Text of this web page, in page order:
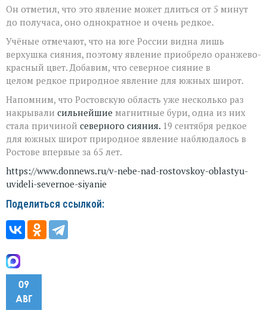
Он отметил, что это явление может длиться от 5 минут
до получаса, оно однократное и очень редкое.
Учёные отмечают, что на юге России видна лишь
верхушка сияния, поэтому явление приобрело оранжево-
красный цвет. Добавим, что северное сияние в
целом редкое природное явление для южных широт.
Напомним, что Ростовскую область уже несколько раз
накрывали сильнейшие магнитные бури, одна из них
стала причиной северного сияния. 19 сентября редкое
для южных широт природное явление наблюдалось в
Ростове впервые за 65 лет.
https://www.donnews.ru/v-nebe-nad-rostovskoy-oblastyu-
uvideli-severnoe-siyanie
Поделиться ссылкой:
09
АВГ